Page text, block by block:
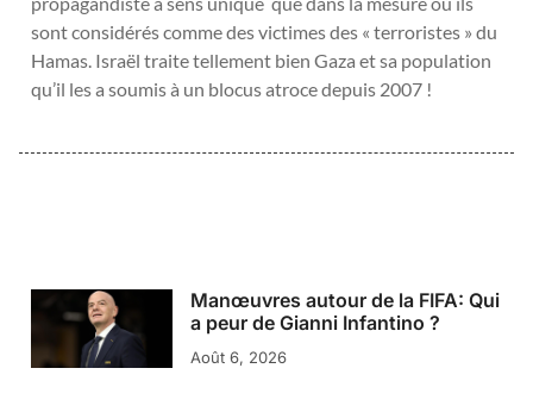
sont considérés comme des victimes des « terroristes » du
Hamas. Israël traite tellement bien Gaza et sa population
qu’il les a soumis à un blocus atroce depuis 2007 !
Manœuvres autour de la FIFA: Qui
a peur de Gianni Infantino ?
Août 6, 2026